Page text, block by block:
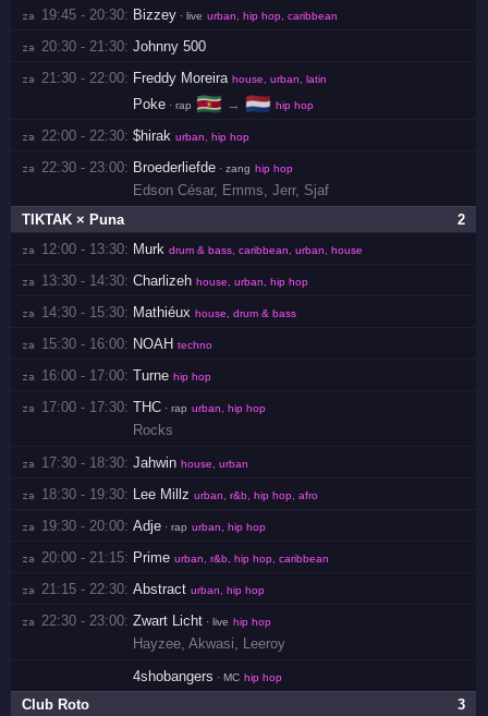
za 19:45 - 20:30: Bizzey · live urban, hip hop, caribbean
za 20:30 - 21:30: Johnny 500
za 21:30 - 22:00: Freddy Moreira house, urban, latin
Poke · rap 🇸🇷 → 🇳🇱 hip hop
za 22:00 - 22:30: $hirak urban, hip hop
za 22:30 - 23:00: Broederliefde · zang hip hop
Edson César, Emms,Jerr, Sjaf
2
TIKTAK × Puna
za 12:00 - 13:30: Murk drum & bass, caribbean, urban, house
za 13:30 - 14:30: Charlizeh house, urban, hip hop
za 14:30 - 15:30: Mathiéux house, drum & bass
za 15:30 - 16:00: NOAH techno
za 16:00 - 17:00: Turne hip hop
za 17:00 - 17:30: THC · rap urban, hip hop
Rocks
za 17:30 - 18:30: Jahwin house, urban
za 18:30 - 19:30: Lee Millz urban, r&b, hip hop, afro
za 19:30 - 20:00: Adje · rap urban, hip hop
za 20:00 - 21:15: Prime urban, r&b, hip hop, caribbean
za 21:15 - 22:30: Abstract urban, hip hop
za 22:30 - 23:00: Zwart Licht · live hip hop
Hayzee,Akwasi, Leeroy
4shobangers · MC hip hop
3
Club Roto